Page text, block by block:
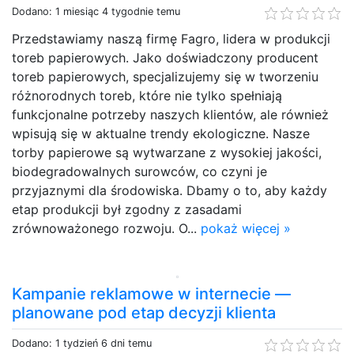
Dodano: 1 miesiąc 4 tygodnie temu
Przedstawiamy naszą firmę Fagro, lidera w produkcji
toreb papierowych. Jako doświadczony producent
toreb papierowych, specjalizujemy się w tworzeniu
różnorodnych toreb, które nie tylko spełniają
funkcjonalne potrzeby naszych klientów, ale również
wpisują się w aktualne trendy ekologiczne. Nasze
torby papierowe są wytwarzane z wysokiej jakości,
biodegradowalnych surowców, co czyni je
przyjaznymi dla środowiska. Dbamy o to, aby każdy
etap produkcji był zgodny z zasadami
zrównoważonego rozwoju. O... pokaż więcej »
Kampanie reklamowe w internecie —
planowane pod etap decyzji klienta
Dodano: 1 tydzień 6 dni temu